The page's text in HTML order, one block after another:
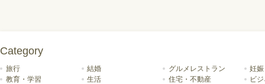
Category
旅行 結婚 グルメレストラン
妊
教育・学習
生活 住宅・不動産
ビ